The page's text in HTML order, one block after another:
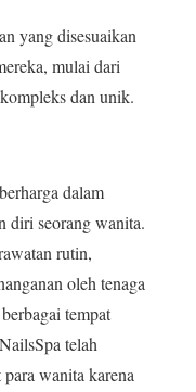
yang disesuaikan
mulai dari
dan unik.
dalam
diri seorang wanita.
rutin,
oleh tenaga
tempat
telah
wanita karena